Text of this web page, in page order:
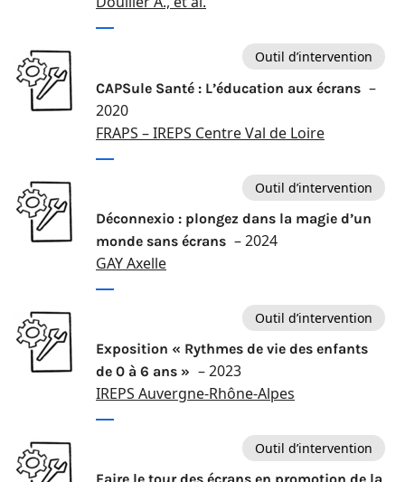
Outil d’intervention
CAPSule Santé : L’éducation aux écrans –
2020
FRAPS – IREPS Centre Val de Loire
Outil d’intervention
Déconnexio : plongez dans la magie d’un
monde sans écrans – 2024
GAY Axelle
Outil d’intervention
Exposition « Rythmes de vie des enfants
de 0 à 6 ans » – 2023
IREPS Auvergne-Rhône-Alpes
Outil d’intervention